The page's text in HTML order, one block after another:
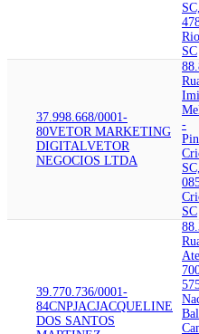
SC
37.998.668/0001-
80VETOR MARKETING
DIGITALVETOR
NEGOCIOS LTDA
-
SC
39.770.736/0001-
84CNPJACJACQUELINE
DOS SANTOS
Ate